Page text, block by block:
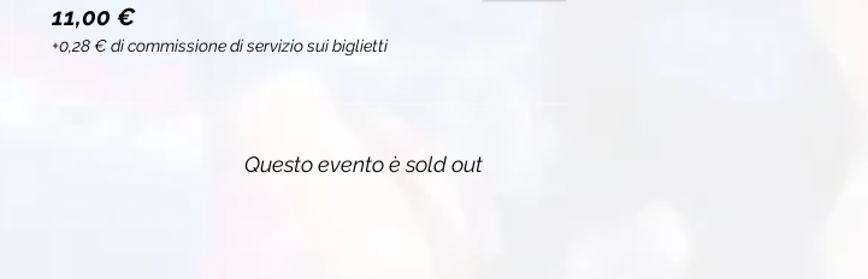
11,00 €
+0,28 € di commissione di servizio sui biglietti
Questo evento è sold out